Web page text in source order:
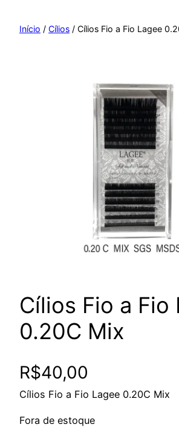
paraInício / Cílios / Cílios Fio a Fio Lagee
Cílios Fio a Fio
0.20C Mix
R$40,00
Cílios Fio a Fio Lagee 0.20C Mix
Fora de estoque